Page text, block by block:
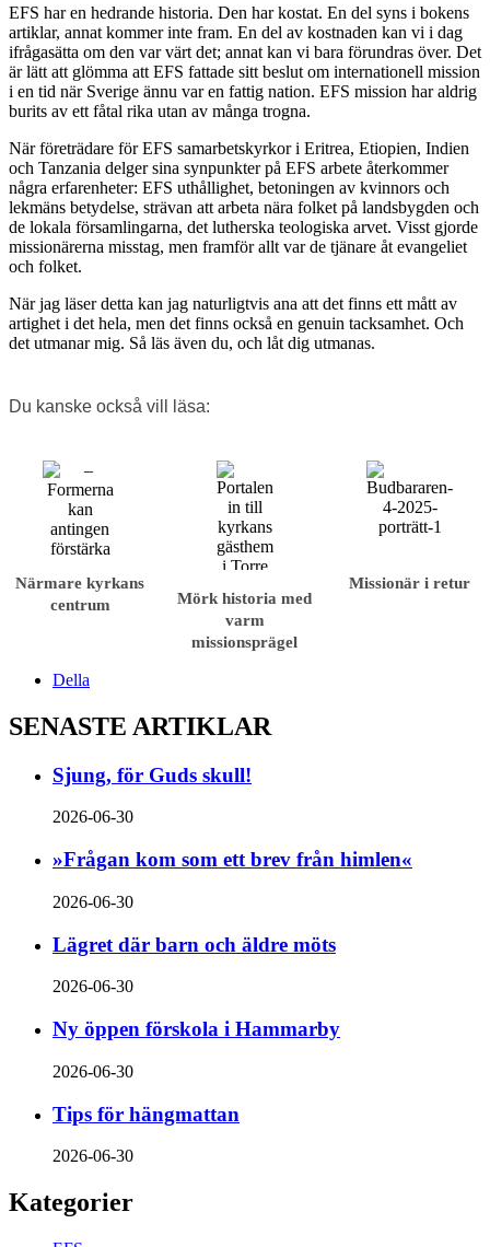
EFS har en hedrande historia. Den har kostat. En del syns i bokens
artiklar, annat kommer inte fram. En del av kostnaden kan vi i dag
ifrågasätta om den var värt det; annat kan vi bara förundras över. Det
är lätt att glömma att EFS fattade sitt beslut om internationell mission
i en tid när Sverige ännu var en fattig nation. EFS mission har aldrig
burits av ett fåtal rika utan av många trogna.
När företrädare för EFS samarbetskyrkor i Eritrea, Etiopien, Indien
och Tanzania delger sina synpunkter på EFS arbete återkommer
några erfarenheter: EFS uthållighet, betoningen av kvinnors och
lekmäns betydelse, strävan att arbeta nära folket på landsbygden och
de lokala församlingarna, det lutherska teologiska arvet. Visst gjorde
missionärerna misstag, men framför allt var de tjänare åt evangeliet
och folket.
När jag läser detta kan jag naturligtvis ana att det finns ett mått av
artighet i det hela, men det finns också en genuin tacksamhet. Och
det utmanar mig. Så läs även du, och låt dig utmanas.
Du kanske också vill läsa:
Närmare kyrkans
centrum
Mörk historia med
varm
missionsprägel
Missionär i retur
Della
SENASTE ARTIKLAR
Sjung, för Guds skull!
2026-06-30
»Frågan kom som ett brev från himlen«
2026-06-30
Lägret där barn och äldre möts
2026-06-30
Ny öppen förskola i Hammarby
2026-06-30
Tips för hängmattan
2026-06-30
Kategorier